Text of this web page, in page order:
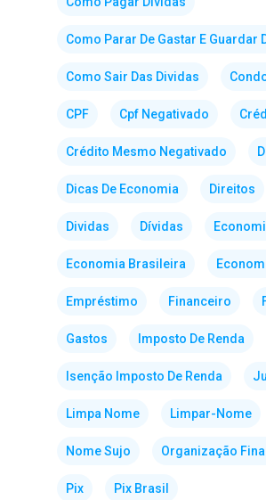
Como Parar De Gastar E Guardar
Como Sair Das Dividas
CPF Cpf Negativado
Crédito Mesmo Negativado
Dicas De Economia Direitos
Dividas Dívidas
Economia Brasileira
Empréstimo Financeiro
Gastos Imposto De Renda
Isenção Imposto De Renda
Limpa Nome Limpar-Nome
Nome Sujo Organização
Pix Pix Brasil